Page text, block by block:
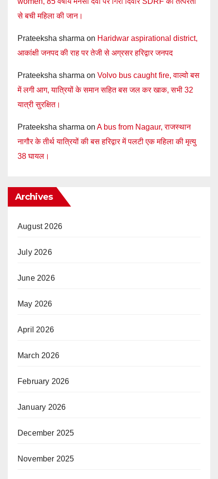
से बची महिला की जान।
Prateeksha sharma on Haridwar aspirational district,
आकांक्षी जनपद की राह पर तेजी से अग्रसर हरिद्वार जनपद
Prateeksha sharma on Volvo bus caught fire, वाल्वो बस
में लगी आग, यात्रियों के समान सहित बस जल कर खाक, सभी 32
यात्री सुरक्षित।
Prateeksha sharma on A bus from Nagaur, राजस्थान
नागौर के तीर्थ यात्रियों की बस हरिद्वार में पलटी एक महिला की मृत्यु
38 घायल।
Archives
August 2026
July 2026
June 2026
May 2026
April 2026
March 2026
February 2026
January 2026
December 2025
November 2025